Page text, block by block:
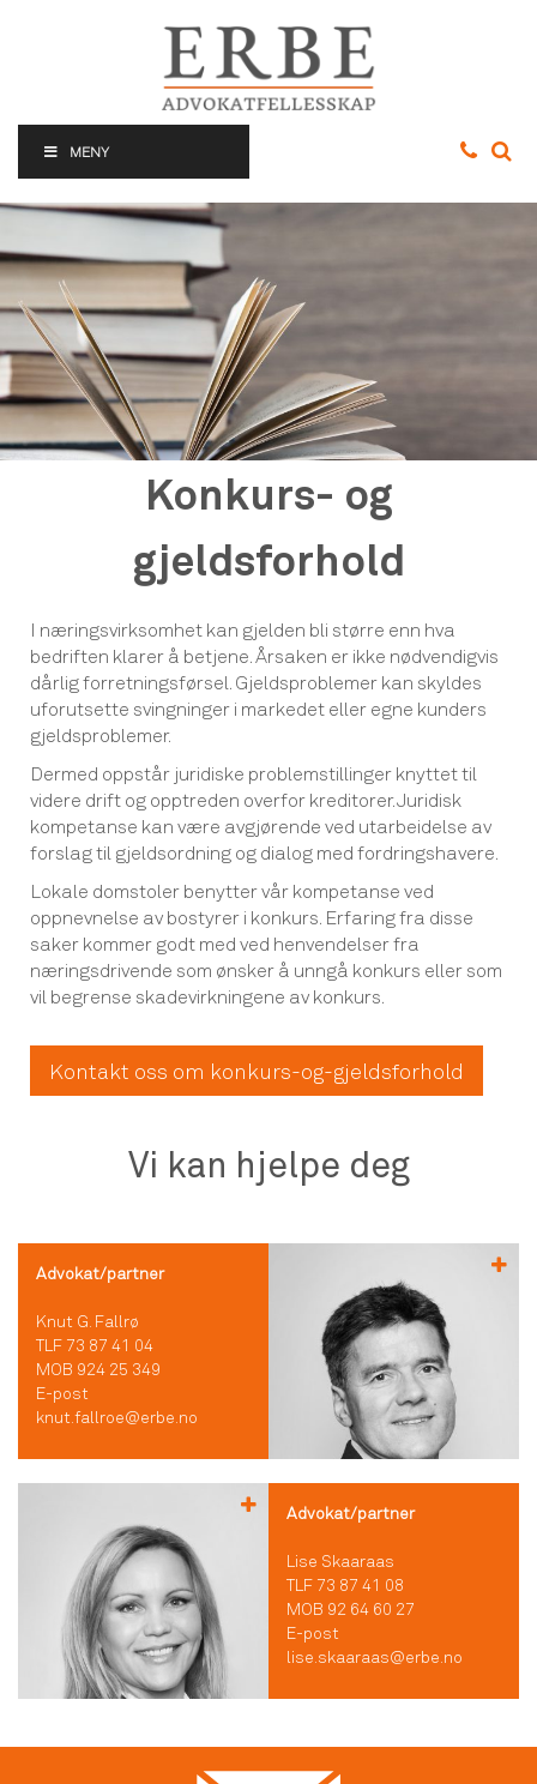
MENY
Konkurs- og
gjeldsforhold
I næringsvirksomhet kan gjelden bli større enn hva
bedriften klarer å betjene. Årsaken er ikke nødvendigvis
dårlig forretningsførsel. Gjeldsproblemer kan skyldes
uforutsette svingninger i markedet eller egne kunders
gjeldsproblemer.
Dermed oppstår juridiske problemstillinger knyttet til
videre drift og opptreden overfor kreditorer. Juridisk
kompetanse kan være avgjørende ved utarbeidelse av
forslag til gjeldsordning og dialog med fordringshavere.
Lokale domstoler benytter vår kompetanse ved
oppnevnelse av bostyrer i konkurs. Erfaring fra disse
saker kommer godt med ved henvendelser fra
næringsdrivende som ønsker å unngå konkurs eller som
vil begrense skadevirkningene av konkurs.
Kontakt oss om konkurs-og-gjeldsforhold
Vi kan hjelpe deg
Advokat/partner
Knut G. Fallrø
TLF 73 87 41 04
MOB 924 25 349
E-post
knut.fallroe@erbe.no
Advokat/partner
Lise Skaaraas
TLF 73 87 41 08
MOB 92 64 60 27
E-post
lise.skaaraas@erbe.no